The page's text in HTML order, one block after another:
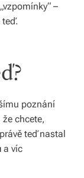
–
poznání
chcete,
teď nastal
a víc